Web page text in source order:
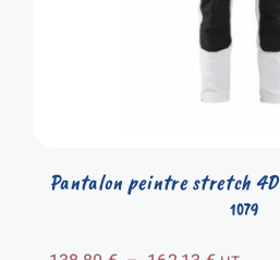
1079
Pantalon peintre stretch 4D